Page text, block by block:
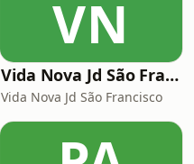
VN
Vida Nova Jd São Francisco
Vida Nova Jd São Francisco